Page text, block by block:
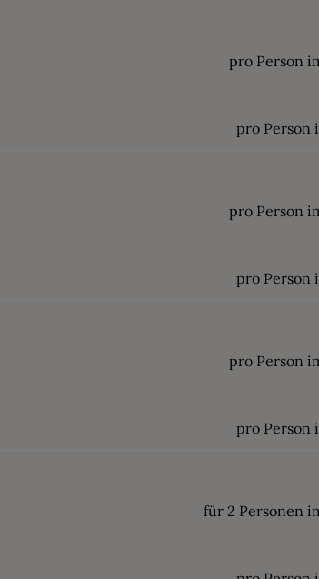
pro Person
pro Person
pro Person
pro Person
pro Person
pro Person
für 2 Personen